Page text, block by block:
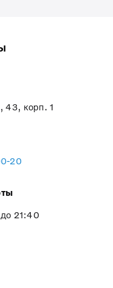
43, корп. 1
20
21:40